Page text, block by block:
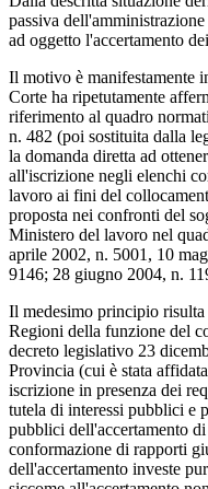
passiva
ad oggetto l'accertamento
Il motivo è manifestamente
Corte ha ripetutamente
riferimento al quadro
n. 482 (poi sostituita dalla
la domanda diretta ad
all'iscrizione negli elenchi
lavoro ai fini del
proposta nei confronti del
Ministero del lavoro nel
aprile 2002, n. 5001, 10
9146; 28 giugno 2004, n.
Il medesimo principio
Regioni della funzione del
decreto legislativo 23
Provincia (cui è stata
iscrizione in presenza dei
tutela di interessi pubblici e
pubblici dell'accertamento
conformazione di rapporti
dell'accertamento investe